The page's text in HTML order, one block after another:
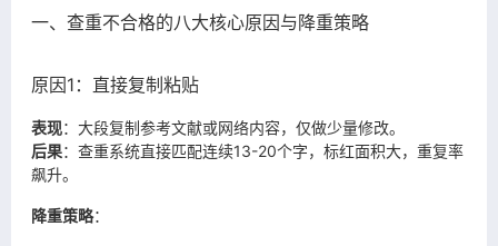
一、查重不合格的八大核心原因与降重策略
原因1：直接复制粘贴
表现：大段复制参考文献或网络内容，仅做少量修改。
后果：查重系统直接匹配连续13-20个字，标红面积大，重复率
飙升。
降重策略：